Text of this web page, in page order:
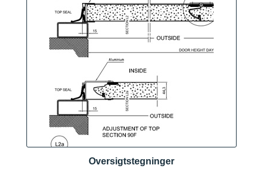
Oversigtstegninger